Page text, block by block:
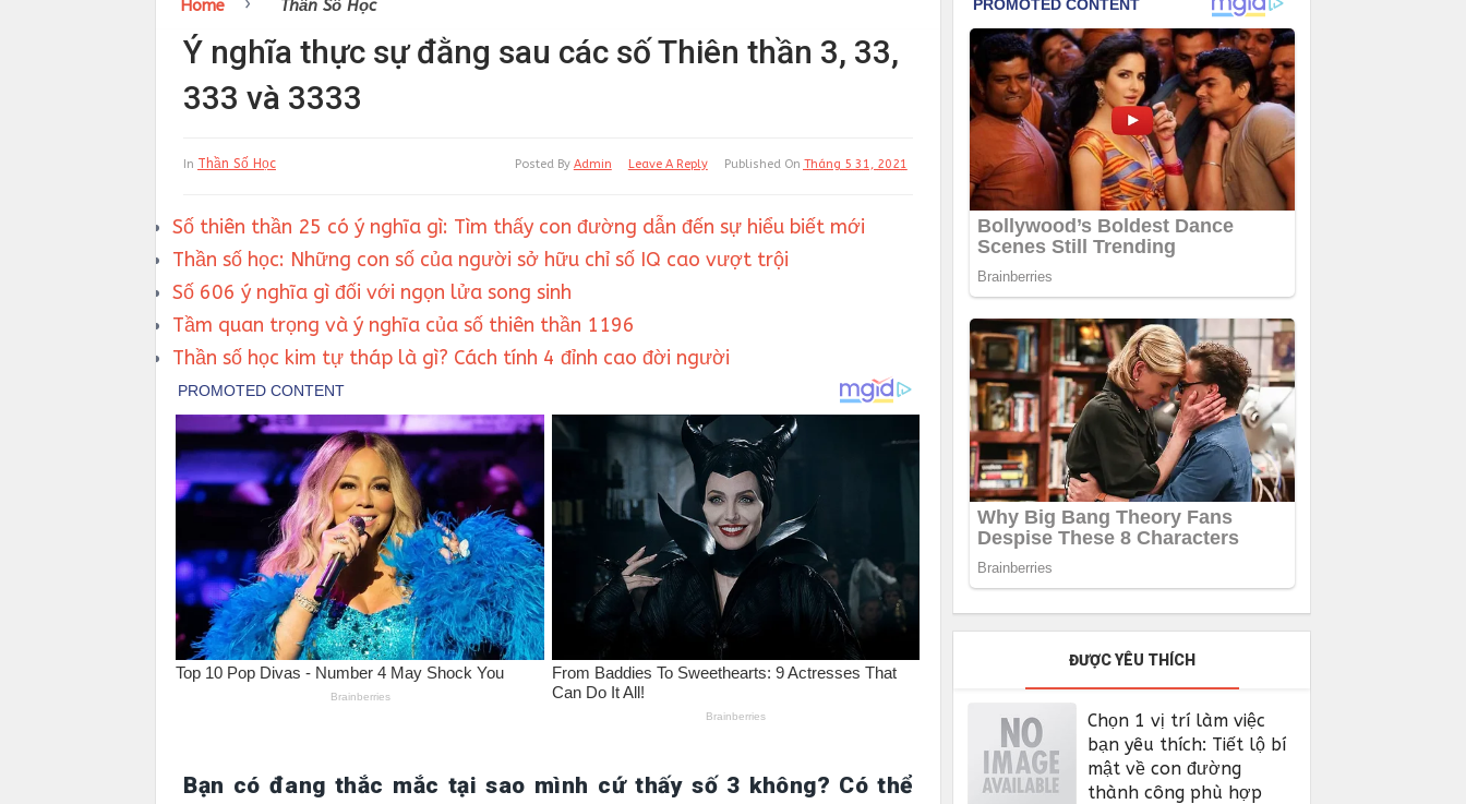
Home Thần Số Học
Ý nghĩa thực sự đằng sau các số Thiên thần 3, 33,
333 và 3333
In Thần Số Học Published On Tháng 5 31, 2021
Leave A Reply
Posted By Admin
Số thiên thần 25 có ý nghĩa gì: Tìm thấy con đường dẫn đến sự hiểu biết mới
Thần số học: Những con số của người sở hữu chỉ số IQ cao vượt trội
Số 606 ý nghĩa gì đối với ngọn lửa song sinh
Tầm quan trọng và ý nghĩa của số thiên thần 1196
Thần số học kim tự tháp là gì? Cách tính 4 đỉnh cao đời người
Bạn có đang thắc mắc tại sao mình cứ thấy số 3 không? Có thể
ĐƯỢC YÊU THÍCH
Chọn 1 vị trí làm việc
bạn yêu thích: Tiết lộ bí
mật về con đường
thành công phù hợp